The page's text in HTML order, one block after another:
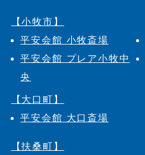
【小牧市】
平安会館 小牧斎場
平安会館 プレア小牧中
央
【大口町】
平安会館 大口斎場
【扶桑町】